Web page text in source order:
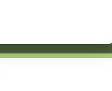
FORUM